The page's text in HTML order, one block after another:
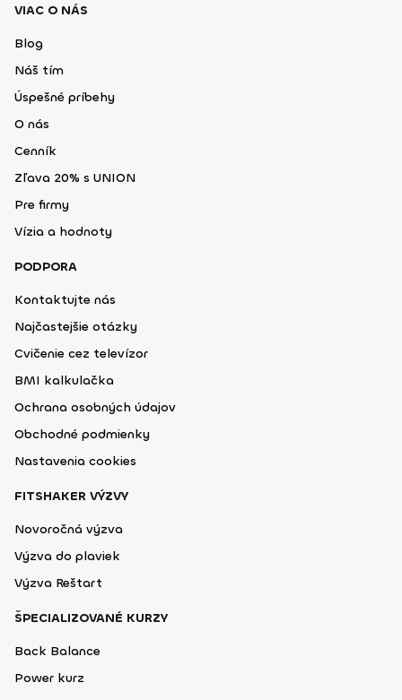
VIAC O NÁS
Blog
Náš tím
Úspešné príbehy
O nás
Cenník
Zľava 20% s UNION
Pre firmy
Vízia a hodnoty
PODPORA
Kontaktujte nás
Najčastejšie otázky
Cvičenie cez televízor
BMI kalkulačka
Ochrana osobných údajov
Obchodné podmienky
Nastavenia cookies
FITSHAKER VÝZVY
Novoročná výzva
Výzva do plaviek
Výzva Reštart
ŠPECIALIZOVANÉ KURZY
Back Balance
Power kurz